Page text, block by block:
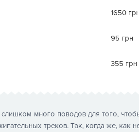
1650
95 грн
355 грн
много поводов для того,
треков. Так, когда же, как